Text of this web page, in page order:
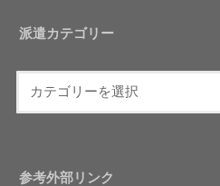
派遣カテゴリー
参考外部リンク